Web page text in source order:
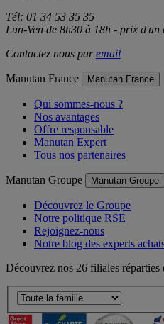
Tél: 01 34 53 35 35
Lun-Ven de 8h30 à 18h - prix d'un
Contactez nous paremail
Manutan France Manutan France
Qui sommes-nous ?
Nos avantages
Offre responsable
Manutan Expert
Tous nos partenaires
Manutan Groupe Manutan Groupe
Découvrez le Groupe
Notre politique RSE
Rejoignez-nous
Notre blog des experts
Découvrez nos 26 filiales réparties